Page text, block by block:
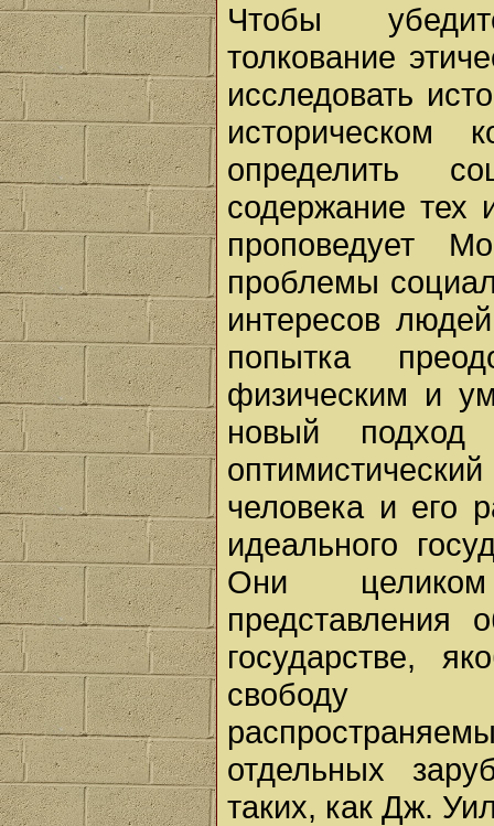
Чтобы
толкование
исследовать
историческом
определить
содержание тех
проповедует
проблемы
интересов
попытка
физическим и
новый
человека и его
идеального
Они целиком
государстве,
свободу
отдельных
таких, как Дж.